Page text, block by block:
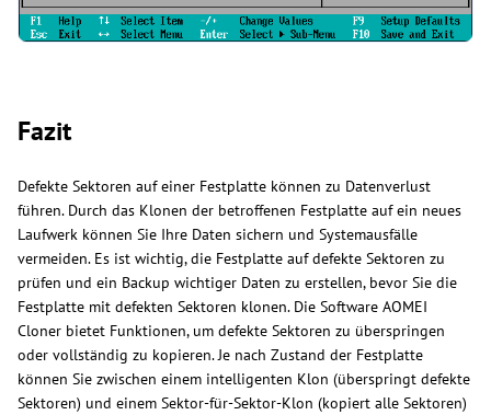
Fazit
Defekte Sektoren auf einer Festplatte können zu Datenverlust
führen. Durch das Klonen der betroffenen Festplatte auf ein neues
Laufwerk können Sie Ihre Daten sichern und Systemausfälle
vermeiden. Es ist wichtig, die Festplatte auf defekte Sektoren zu
prüfen und ein Backup wichtiger Daten zu erstellen, bevor Sie die
Festplatte mit defekten Sektoren klonen. Die Software AOMEI
Cloner bietet Funktionen, um defekte Sektoren zu überspringen
oder vollständig zu kopieren. Je nach Zustand der Festplatte
können Sie zwischen einem intelligenten Klon (überspringt defekte
Sektoren) und einem Sektor-für-Sektor-Klon (kopiert alle Sektoren)